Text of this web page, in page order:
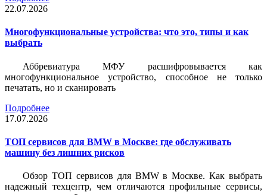
22.07.2026
Многофункциональные устройства: что это, типы и как
выбрать
Аббревиатура МФУ расшифровывается как
многофункциональное устройство, способное не только
печатать, но и сканировать
Подробнее
17.07.2026
ТОП сервисов для BMW в Москве: где обслуживать
машину без лишних рисков
Обзор ТОП сервисов для BMW в Москве. Как выбрать
надежный техцентр, чем отличаются профильные сервисы,